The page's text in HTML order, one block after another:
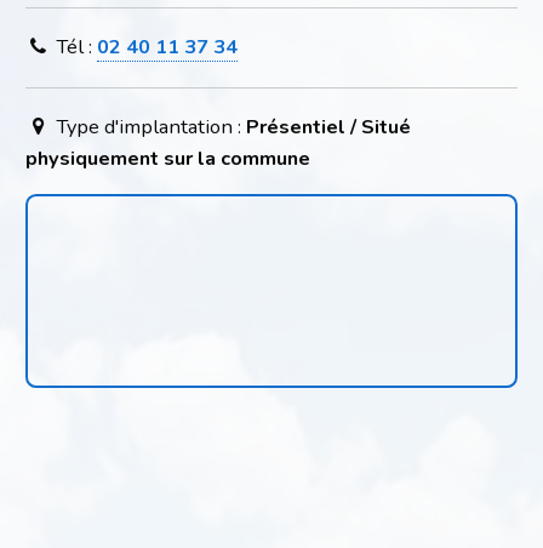
Tél : 02 40 11 37 34
Type d'implantation : Présentiel / Situé
physiquement sur la commune